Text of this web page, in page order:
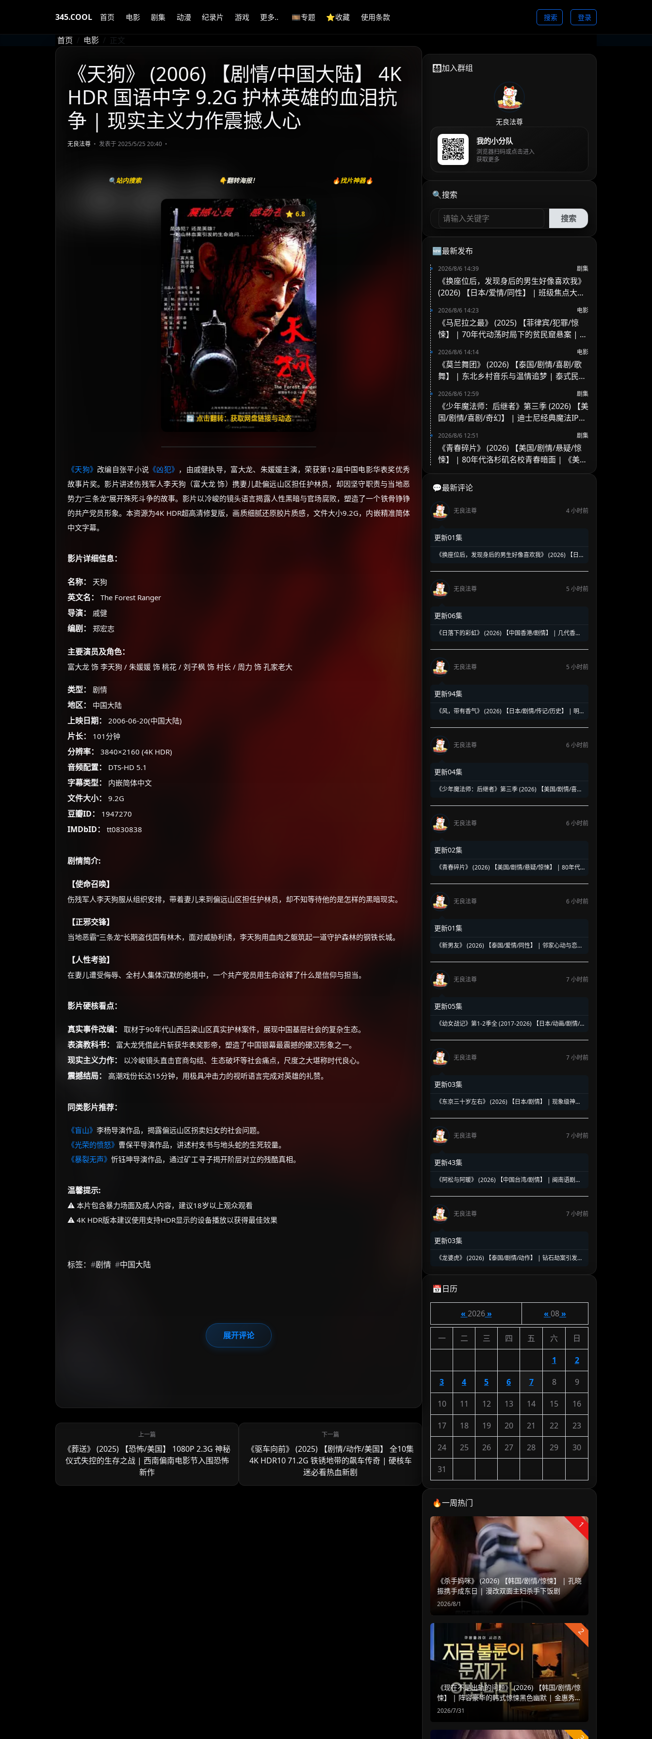
345.COOL 首页 电影 剧集 动漫 纪录片 游戏 更多.. 🎞️专题 ⭐️收藏 使用条款 搜索 登录
首页 电影 正文
《天狗》 (2006) 【剧情/中国大陆】 4K
HDR 国语中字 9.2G 护林英雄的血泪抗
争 | 现实主义力作震撼人心
无良法尊 发表于 2025/5/25 20:40
🔍站内搜索 👇翻转海报！ 🔥找片神器🔥
⭐️ 6.8
🔄 点击翻转：获取网盘链接与动态
《天狗》
⭐️ 评分：6.8 | 🎬 2006年
夸克网盘
失效请反馈
🧧️
天天领红包
《天狗》 改编自张平小说 《凶犯》 ，由戚健执导，富大龙、朱媛媛主演，荣获第12届中国电影华表奖优秀
故事片奖。影片讲述伤残军人李天狗（富大龙 饰）携妻儿赴偏远山区担任护林员，却因坚守职责与当地恶
势力“三条龙”展开殊死斗争的故事。影片以冷峻的镜头语言揭露人性黑暗与官场腐败，塑造了一个铁骨铮铮
的共产党员形象。本资源为4K HDR超高清修复版，画质细腻还原胶片质感，文件大小9.2G，内嵌精准简体
中文字幕。
影片详细信息：
名称： 天狗
英文名： The Forest Ranger
导演： 戚健
编剧： 郑宏志
主要演员及角色：
富大龙 饰 李天狗 / 朱媛媛 饰 桃花 / 刘子枫 饰 村长 / 周力 饰 孔家老大
类型： 剧情
地区： 中国大陆
上映日期： 2006-06-20(中国大陆)
片长： 101分钟
分辨率： 3840×2160 (4K HDR)
音频配置： DTS-HD 5.1
字幕类型： 内嵌简体中文
文件大小： 9.2G
豆瓣ID： 1947270
IMDbID： tt0830838
剧情简介:
【使命召唤】
伤残军人李天狗服从组织安排，带着妻儿来到偏远山区担任护林员，却不知等待他的是怎样的黑暗现实。
【正邪交锋】
当地恶霸“三条龙”长期盗伐国有林木，面对威胁利诱，李天狗用血肉之躯筑起一道守护森林的钢铁长城。
【人性考验】
在妻儿遭受侮辱、全村人集体沉默的绝境中，一个共产党员用生命诠释了什么是信仰与担当。
影片硬核看点：
真实事件改编： 取材于90年代山西吕梁山区真实护林案件，展现中国基层社会的复杂生态。
表演教科书： 富大龙凭借此片斩获华表奖影帝，塑造了中国银幕最震撼的硬汉形象之一。
现实主义力作： 以冷峻镜头直击官商勾结、生态破坏等社会痛点，尺度之大堪称时代良心。
震撼结局： 高潮戏份长达15分钟，用极具冲击力的视听语言完成对英雄的礼赞。
同类影片推荐：
《盲山》 李杨导演作品，揭露偏远山区拐卖妇女的社会问题。
《光荣的愤怒》 曹保平导演作品，讲述村支书与地头蛇的生死较量。
《暴裂无声》 忻钰坤导演作品，通过矿工寻子揭开阶层对立的残酷真相。
温馨提示:
⚠️ 本片包含暴力场面及成人内容，建议18岁以上观众观看
⚠️ 4K HDR版本建议使用支持HDR显示的设备播放以获得最佳效果
标签： #剧情 #中国大陆
展开评论
《葬送》 (2025) 【恐怖/美国】 1080P 2.3G 神秘
仪式失控的生存之战 | 西南偏南电影节入围恐怖
新作
《驱车向前》 (2025) 【剧情/动作/美国】 全10集
4K HDR10 71.2G 铁锈地带的飙车传奇 | 硬核车
迷必看热血新剧
👨‍👩‍👧‍👦加入群组
无良法尊
我的小分队
浏览器扫码或点击进入
获取更多
🔍搜索
搜索
🆕最新发布
2026/8/6 14:39 剧集
《换座位后，发现身后的男生好像喜欢我》
(2026) 【日本/爱情/同性】 | 班级焦点大帅
高甜校园BL
2026/8/6 14:23 电影
《马尼拉之最》 (2025) 【菲律宾/犯罪/惊
悚】 | 70年代动荡时局下的贫民窟悬案 | 菲
2026/8/6 14:14 电影
《莫兰舞团》 (2026) 【泰国/剧情/喜剧/歌
舞】 | 东北乡村音乐与温情追梦 | 泰式民谣
2026/8/6 12:59 剧集
《少年魔法师：后继者》第三季 (2026) 【美
国/剧情/喜剧/奇幻】 | 迪士尼经典魔法IP终
2026/8/6 12:51 剧集
《青春碎片》 (2026) 【美国/剧情/悬疑/惊
悚】 | 80年代洛杉矶名校青春暗面 | 《美国
💬最新评论
无良法尊 4 小时前
更新01集
《换座位后，发现身后的男生好像喜欢我》 (2026) 【日
座位引发的直球高甜校园BL
无良法尊
5 小时前
更新06集
《日落下的彩虹》 (2026) 【中国香港/剧情】 | 几代香港
无良法尊 5 小时前
更新94集
《风，带有香气》 (2026) 【日本/剧情/传记/历史】 | 明
醒之路
无良法尊
6 小时前
更新04集
《少年魔法师：后继者》第三季 (2026) 【美国/剧情/喜剧/
拯救家族
无良法尊
6 小时前
更新02集
《青春碎片》 (2026) 【美国/剧情/悬疑/惊悚】 | 80年代
无良法尊 6 小时前
更新01集
《新男友》 (2026) 【泰国/爱情/同性】 | 邻家心动与恋爱
无良法尊 7 小时前
更新05集
《幼女战记》第1-2季全 (2017-2026) 【日本/动画/剧情/
异世界神作
无良法尊
7 小时前
更新03集
《东京三十岁左右》 (2026) 【日本/剧情】 | 现象级神剧
无良法尊 7 小时前
更新43集
《阿松与阿暖》 (2026) 【中国台湾/剧情】 | 闽南语剧视
无良法尊 7 小时前
更新03集
《龙婆虎》 (2026) 【泰国/剧情/动作】 | 钻石劫案引发的
📅日历
« 2026» « 08»
一 二 三 四 五 六 日
1 2
3 4 5 6 7 8 9
10 11 12 13 14 15 16
17 18 19 20 21 22 23
24 25 26 27 28 29 30
31
🔥一周热门
1
《杀手妈咪》 (2026) 【韩国/剧情/惊悚】 | 孔晓
振携手成东日 | 漫改双面主妇杀手下饭剧
2026/8/1
2
《现在不是出轨的问题》 (2026) 【韩国/剧情/惊
悚】 | 阵容豪华的韩式惊悚黑色幽默 | 金惠秀 x
赵汝贞强强联手
2026/7/31
☕
如夸克12个月送14天 最低75元！
还有支付宝现金红包、外卖红包、